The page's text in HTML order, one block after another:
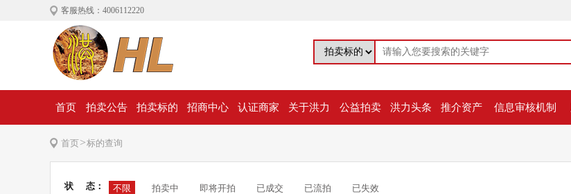
客服热线：4006112220
首页 拍卖公告 拍卖标的 招商中心 认证商家 关于洪力 公益拍卖 洪力头条 推介资产 信息审核机制
首页>标的查询
状 态： 不限 拍卖中 即将开拍 已成交 已流拍 已失效